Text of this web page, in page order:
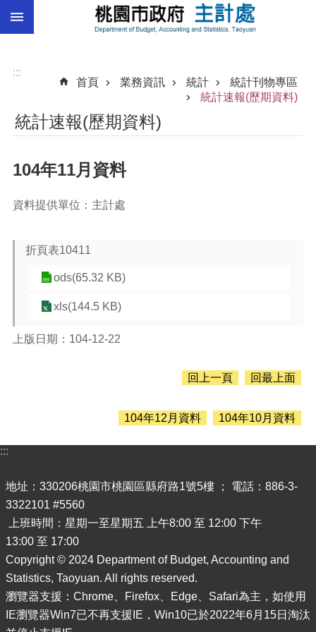
跳到主要內容區塊
總
算
階
尋
公
告
通
訊
錄
業
務
資
訊
便
:::
首頁
業務資訊 統計
統計刊物專區
統計速報(歷期資料)
統計速報(歷期資料)
104年11月資料
資料提供單位：主計處
折頁表10411
ods(65.32 KB)
xls(144.5 KB)
上版日期：104-12-22
回上一頁 回最上面
104年12月資料 104年10月資料
:::
地址：330206桃園市桃園區縣府路1號5樓 ； 電話：886-3-
3322101 #5560
上班時間：星期一至星期五 上午8:00 至 12:00 下午
13:00 至 17:00
Copyright © 2024 Department of Budget, Accounting and
Statistics, Taoyuan. All rights reserved.
瀏覽器支援：Chrome、Firefox、Edge、Safari為主，如使用
IE瀏覽器Win7已不再支援IE，Win10已於2022年6月15日淘汰